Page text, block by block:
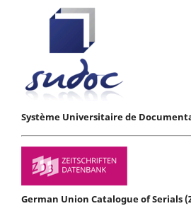
Système Universitaire de
German Union Catalogue of Serials